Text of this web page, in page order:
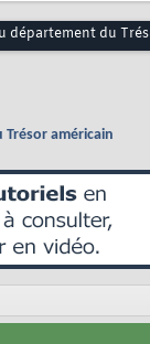
département du
américain